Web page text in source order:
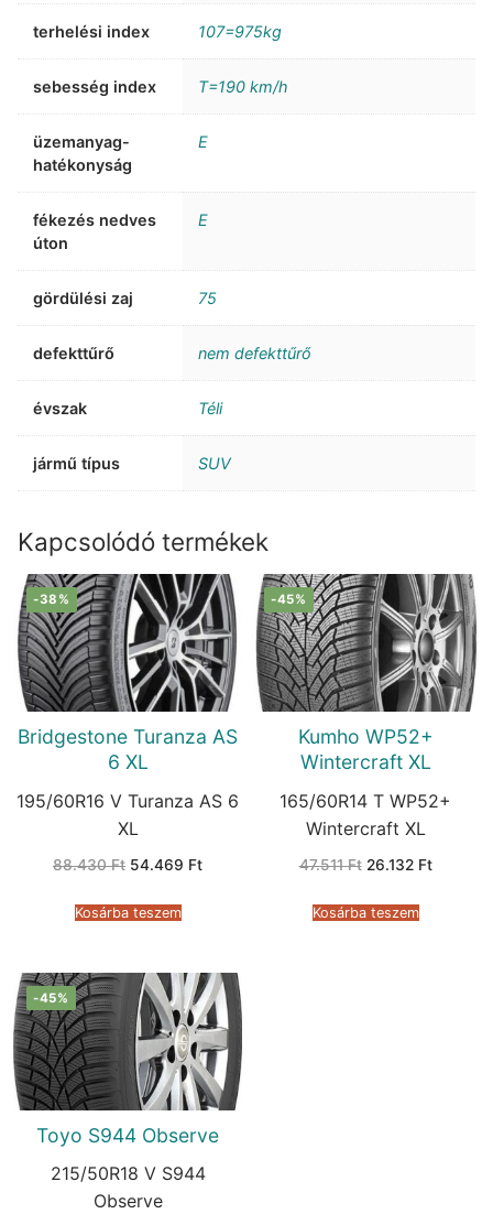
terhelési index 107=975kg
sebesség index T=190 km/h
üzemanyag-
hatékonyság
E
fékezés nedves
úton
E
gördülési zaj 75
defekttűrő nem defekttűrő
évszak Téli
jármű típus SUV
Kapcsolódó termékek
-38%
Bridgestone Turanza AS
6 XL
195/60R16 V Turanza AS 6
XL
88.430Ft Original
88.430 Ft.
54.469 FtCurrent
Kosárba teszem
-45%
Kumho WP52+
Wintercraft XL
165/60R14 T WP52+
Wintercraft XL
47.511Ft Original
47.511 Ft.
26.132 FtCurrent
Kosárba teszem
-45%
Toyo S944 Observe
215/50R18 V S944
Observe